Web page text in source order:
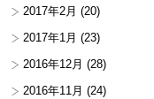
2017年2月 (20)
2017年1月 (23)
2016年12月 (28)
2016年11月 (24)